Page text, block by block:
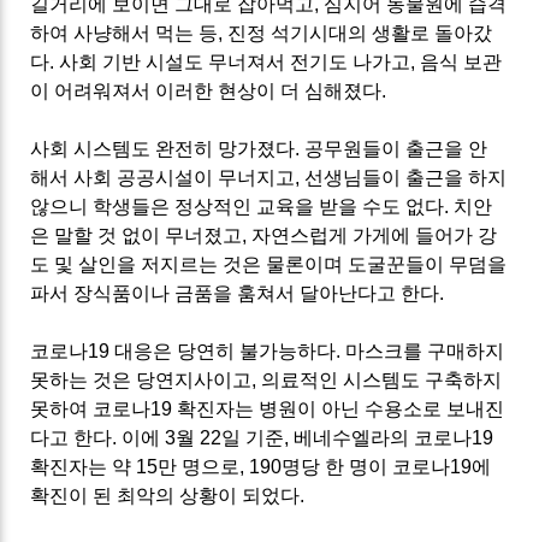
길거리에 보이면 그대로 잡아먹고, 심지어 동물원에 습격
하여 사냥해서 먹는 등, 진정 석기시대의 생활로 돌아갔
다. 사회 기반 시설도 무너져서 전기도 나가고, 음식 보관
이 어려워져서 이러한 현상이 더 심해졌다.
사회 시스템도 완전히 망가졌다. 공무원들이 출근을 안
해서 사회 공공시설이 무너지고, 선생님들이 출근을 하지
않으니 학생들은 정상적인 교육을 받을 수도 없다. 치안
은 말할 것 없이 무너졌고, 자연스럽게 가게에 들어가 강
도 및 살인을 저지르는 것은 물론이며 도굴꾼들이 무덤을
파서 장식품이나 금품을 훔쳐서 달아난다고 한다.
코로나19 대응은 당연히 불가능하다. 마스크를 구매하지
못하는 것은 당연지사이고, 의료적인 시스템도 구축하지
못하여 코로나19 확진자는 병원이 아닌 수용소로 보내진
다고 한다. 이에 3월 22일 기준, 베네수엘라의 코로나19
확진자는 약 15만 명으로, 190명당 한 명이 코로나19에
확진이 된 최악의 상황이 되었다.